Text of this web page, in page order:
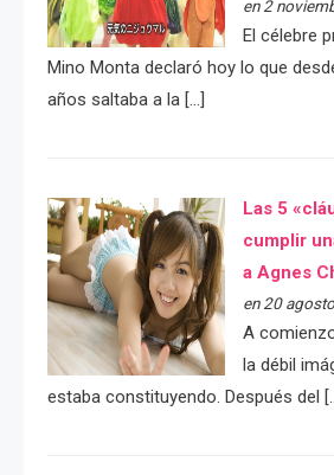
en 2
El célebre
Mino Monta declaró hoy lo que
años saltaba a la […]
Las 5
cumplir
a Agnes
en 20
A
la débil
estaba constituyendo. Después del